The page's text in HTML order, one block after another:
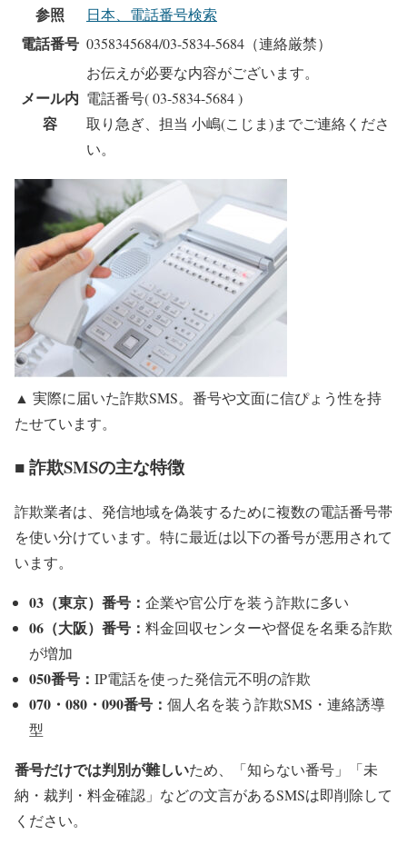
参照 日本、電話番号検索
電話番号 0358345684/03-5834-5684（連絡厳禁）
メール内
容
お伝えが必要な内容がございます。
電話番号( 03-5834-5684 )
取り急ぎ、担当 小嶋(こじま)までご連絡くださ
い。
▲ 実際に届いた詐欺SMS。番号や文面に信ぴょう性を持
たせています。
■ 詐欺SMSの主な特徴
詐欺業者は、発信地域を偽装するために複数の電話番号帯
を使い分けています。特に最近は以下の番号が悪用されて
います。
03（東京）番号： 企業や官公庁を装う詐欺に多い
06（大阪）番号： 料金回収センターや督促を名乗る詐欺
が増加
050番号： IP電話を使った発信元不明の詐欺
070・080・090番号： 個人名を装う詐欺SMS・連絡誘導
型
番号だけでは判別が難しいため、「知らない番号」「未
納・裁判・料金確認」などの文言があるSMSは即削除して
ください。